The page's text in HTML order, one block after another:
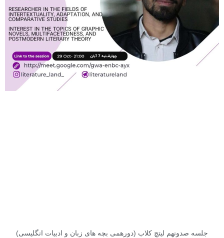
جلسه صدونهم لیتچ کلاب (دورهمی بچه های زبان و ادبیات انگلیسی)